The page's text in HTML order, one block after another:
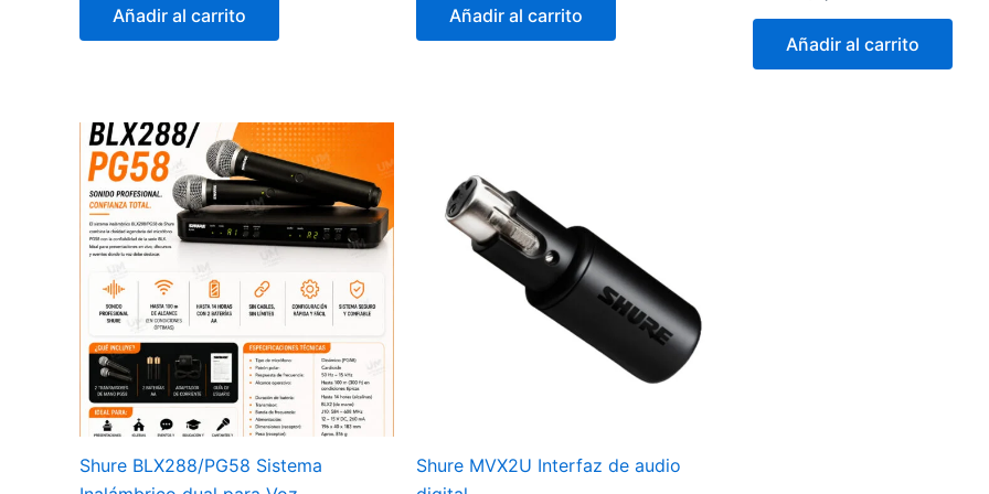
Añadir al carrito Añadir al carrito
Añadir al carrito
Shure BLX288/PG58 Sistema
Shure MVX2U Interfaz de audio